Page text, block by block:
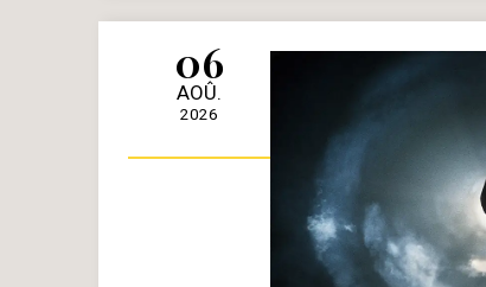
06
AOÛ.
2026